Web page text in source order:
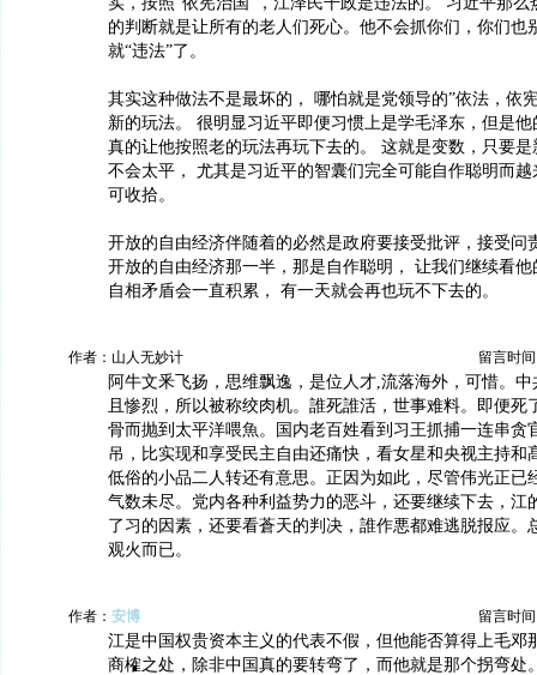
的判断就是让所有的老人们死心。他不会抓你们，你们也
就“违法”了。
其实这种做法不是最坏的， 哪怕就是党领导的”依法，依
新的玩法。 很明显习近平即便习惯上是学毛泽东，但是
真的让他按照老的玩法再玩下去的。 这就是变数，只要
不会太平， 尤其是习近平的智囊们完全可能自作聪明而
可收拾。
开放的自由经济伴随着的必然是政府要接受批评，接受问
开放的自由经济那一半，那是自作聪明， 让我们继续看
自相矛盾会一直积累， 有一天就会再也玩不下去的。
作者：山人无妙计 留言时间
阿牛文釆飞扬，思维飘逸，是位人才,流落海外，可惜。
且惨烈，所以被称绞肉机。誰死誰活，世事难料。即便死
骨而抛到太平洋喂魚。国内老百姓看到习王抓捕一连串贪
吊，比实现和享受民主自由还痛快，看女星和央视主持和
低俗的小品二人转还有意思。正因为如此，尽管伟光正已
气数未尽。党内各种利益势力的恶斗，还要继续下去，江
了习的因素，还要看蒼天的判决，誰作悪都难逃脱报应。
观火而已。
作者： 安博 留言时间
江是中国权贵资本主义的代表不假，但他能否算得上毛邓
商榷之处，除非中国真的要转弯了，而他就是那个拐弯处